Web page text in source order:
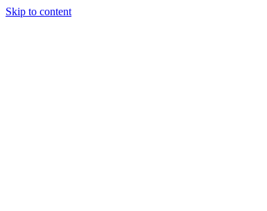
Skip to content